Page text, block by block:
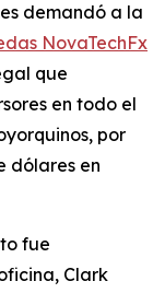
demandó a la
NovaTechFx
que
en todo el
por
dólares en
fue
Clark